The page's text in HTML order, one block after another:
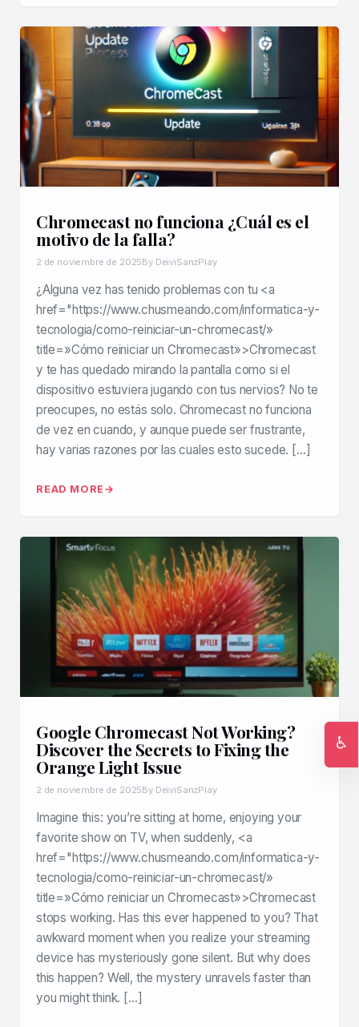
Chromecast no funciona ¿Cuál es el
motivo de la falla?
2 de noviembre de 2025By DeiviSanzPlay
¿Alguna vez has tenido problemas con tu <a
href="https://www.chusmeando.com/informatica-y-
tecnologia/como-reiniciar-un-chromecast/»
title=»Cómo reiniciar un Chromecast»>Chromecast
y te has quedado mirando la pantalla como si el
dispositivo estuviera jugando con tus nervios? No te
preocupes, no estás solo. Chromecast no funciona
de vez en cuando, y aunque puede ser frustrante,
hay varias razones por las cuales esto sucede. […]
READ MORE
Google Chromecast Not Working?
Discover the Secrets to Fixing the
Orange Light Issue
2 de noviembre de 2025By DeiviSanzPlay
Imagine this: you’re sitting at home, enjoying your
favorite show on TV, when suddenly, <a
href="https://www.chusmeando.com/informatica-y-
tecnologia/como-reiniciar-un-chromecast/»
title=»Cómo reiniciar un Chromecast»>Chromecast
stops working. Has this ever happened to you? That
awkward moment when you realize your streaming
device has mysteriously gone silent. But why does
this happen? Well, the mystery unravels faster than
you might think. […]
♿